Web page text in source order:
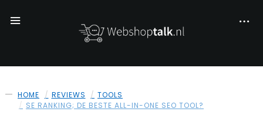
HOME REVIEWS
TOOLS
SE RANKING; DE BESTE ALL-IN-ONE SEO TOOL?